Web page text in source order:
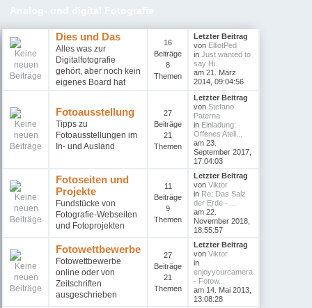
Dies und Das
Alles was zur
Digitalfotografie
gehört, aber noch kein
eigenes Board hat
16
Beiträge
8
Themen
Letzter Beitrag
von ElliotPed
inJust wanted to
say Hi.
am 21. März
2014, 09:04:56
Fotoausstellung
Tipps zu
Fotoausstellungen im
In- und Ausland
27
Beiträge
21
Themen
Letzter Beitrag
vonStefano
Paterna
in Einladung:
Offenes Ateli...
am 23.
September 2017,
17:04:03
Fotoseiten und
Projekte
Fundstücke von
Fotografie-Webseiten
und Fotoprojekten
11
Beiträge
9
Themen
Letzter Beitrag
vonViktor
in Re: Das Salz
der Erde - ...
am 22.
November 2018,
18:55:57
Fotowettbewerbe
Fotowettbewerbe
online oder von
Zeitschriften
ausgeschrieben
27
Beiträge
21
Themen
Letzter Beitrag
vonViktor
in
enjoyyourcamera
- Fotow...
am 14. Mai 2013,
13:08:28